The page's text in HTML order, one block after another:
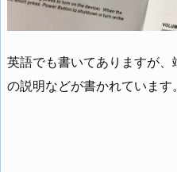
英語でも書いてありますが
の説明などが書かれています